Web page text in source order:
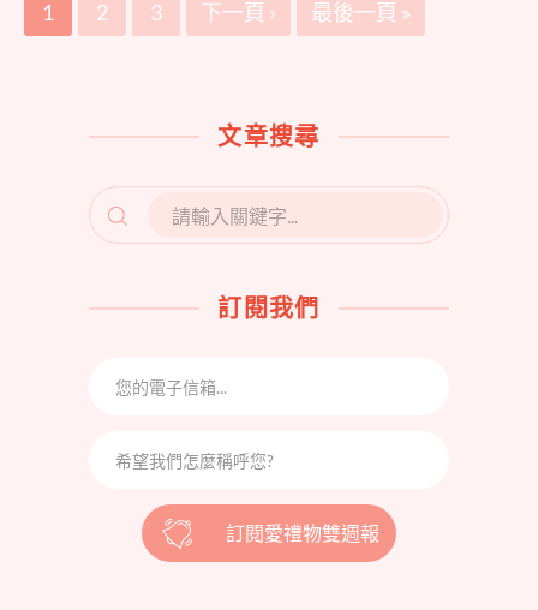
1 2 3 下一頁 › 最後一頁 »
文章搜尋
SEARCH
FOR:
訂閱我們
訂閱愛禮物雙週報